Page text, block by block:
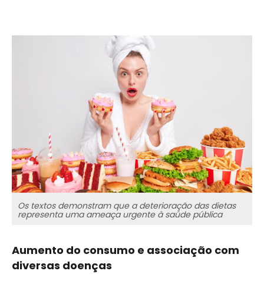
Os textos demonstram que a deterioração das dietas
representa uma ameaça urgente à saúde pública
Aumento do consumo e associação com
diversas doenças